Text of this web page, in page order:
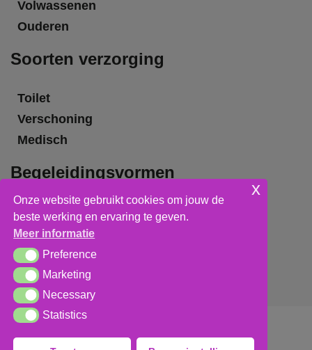
Volwassenen
Ouderen
Soorten verzorging
Toilet
Verschoning
Medisch
Begeleidingsvormen
Grote groepsbegeleiding
Kleine groepsbegeleiding
Individuele begeleiding
cookieverklaring
Onze website gebruikt cookies om jouw de
beste werking en ervaring te geven.
Meer informatie
PreferencePreference
MarketingMarketing
NecessaryNecessary
StatisticsStatistics
x